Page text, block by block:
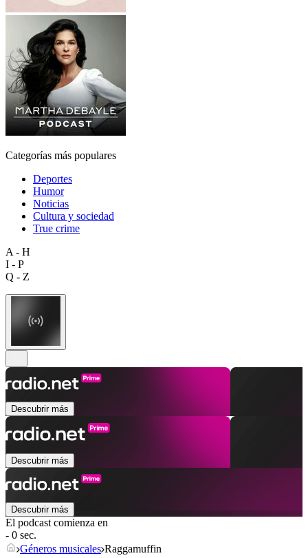
Categorías más populares
Deportes
Humor
Noticias
Cultura y sociedad
True crime
A - H
I - P
Q - Z
Descubrir más
Descubrir más
Descubrir más
El podcast comienza en
- 0 sec.
Géneros musicales Raggamuffin